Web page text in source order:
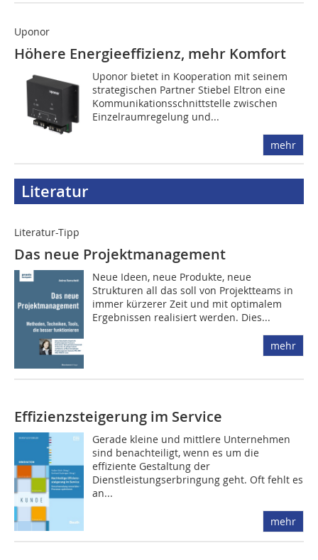
Uponor
Höhere Energieeffizienz, mehr Komfort
Uponor bietet in Kooperation mit seinem
strategischen Partner Stiebel Eltron eine
Kommunikationsschnittstelle zwischen
Einzelraumregelung und...
mehr
Literatur
Literatur-Tipp
Das neue Projektmanagement
Neue Ideen, neue Produkte, neue
Strukturen all das soll von Projektteams in
immer kürzerer Zeit und mit optimalem
Ergebnissen realisiert werden. Dies...
mehr
Effizienzsteigerung im Service
Gerade kleine und mittlere Unternehmen
sind benachteiligt, wenn es um die
effiziente Gestaltung der
Dienstleistungserbringung geht. Oft fehlt es
an...
mehr